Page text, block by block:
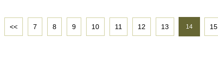
<< 7 8 9 10 11 12 13 14 15